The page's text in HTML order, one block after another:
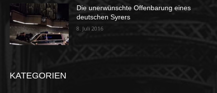
Die unerwünschte Offenbarung eines
deutschen Syrers
8. Juli 2016
KATEGORIEN